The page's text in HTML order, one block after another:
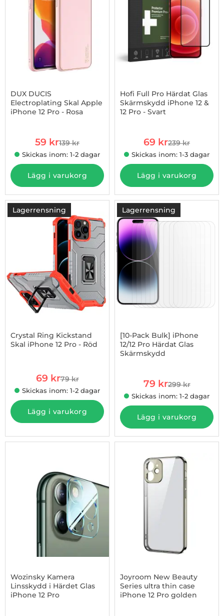
DUX DUCIS
Electroplating Skal Apple
iPhone 12 Pro - Rosa
rea pris
59 krtidigare pris
139 kr
Skickas inom: 1-2 dagar
Lägg i varukorg
Hofi Full Pro Härdat Glas
Skärmskydd iPhone 12 &
12 Pro - Svart
rea pris
69 krtidigare pris
239 kr
Skickas inom: 1-3 dagar
Lägg i varukorg
Lagerrensning
-13%
Crystal Ring Kickstand
Skal iPhone 12 Pro - Röd
rea pris
69 krtidigare pris
79 kr
Skickas inom: 1-2 dagar
Lägg i varukorg
Lagerrensning
[10-Pack Bulk] iPhone
12/12 Pro Härdat Glas
Skärmskydd
rea pris
79 krtidigare pris
299 kr
Skickas inom: 1-2 dagar
Lägg i varukorg
Wozinsky Kamera
Linsskydd i Härdet Glas
iPhone 12 Pro
Joyroom New Beauty
Series ultra thin case
iPhone 12 Pro golden